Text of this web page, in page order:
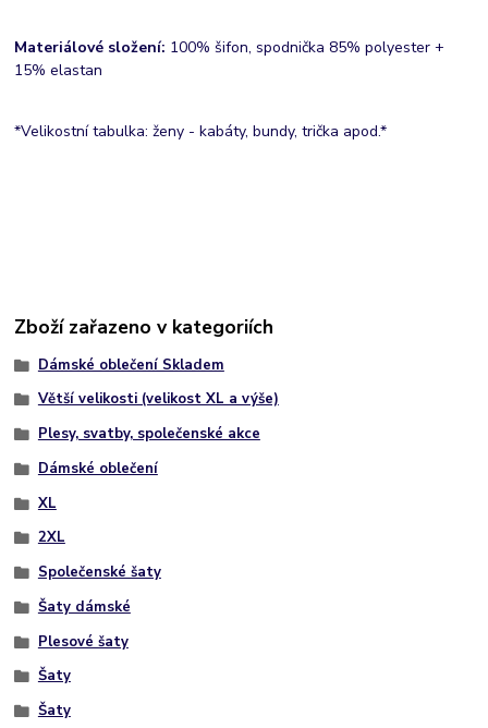
Materiálové složení: 100% šifon, spodnička 85% polyester +
15% elastan
*Velikostní tabulka: ženy - kabáty, bundy, trička apod.*
Zboží zařazeno v kategoriích
Dámské oblečení Skladem
Větší velikosti (velikost XL a výše)
Plesy, svatby, společenské akce
Dámské oblečení
XL
2XL
Společenské šaty
Šaty dámské
Plesové šaty
Šaty
Šaty